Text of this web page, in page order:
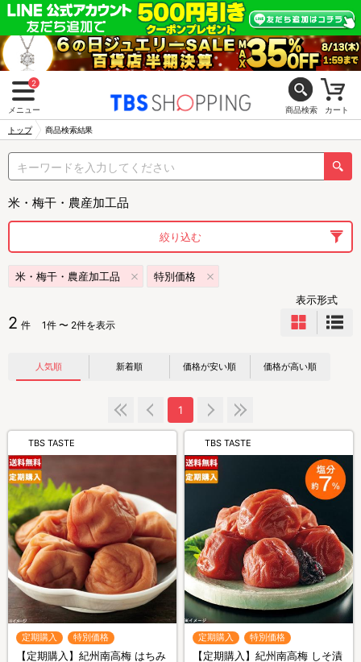
2
メニュー 商品検索 カート
トップ 商品検索結果
米・梅干・農産加工品
絞り込む
米・梅干・農産加工品 特別価格
2 件 1件 〜 2件を表示
表示形式
人気順 新着順 価格が安い順 価格が高い順
1
TBS TASTE
定期購入 特別価格
【定期購入】紀州南高梅 はちみ
TBS TASTE
定期購入 特別価格
【定期購入】紀州南高梅 しそ漬